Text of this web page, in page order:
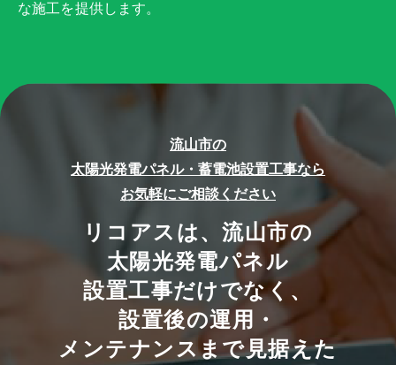
な施工を提供します。
流山市の
太陽光発電パネル・蓄電池設置工事なら
お気軽にご相談ください
リコアスは、流山市の
太陽光発電パネル
設置工事だけでなく、
設置後の運用・
メンテナンスまで見据えた